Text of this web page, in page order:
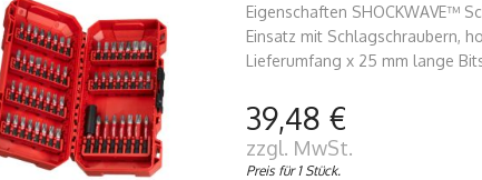
Eigenschaften SHOCKWAVE™
Einsatz mit Schlagschraubern,
Lieferumfang x 25 mm lange
39,48 €
zzgl. MwSt.
Preis für 1 Stück.